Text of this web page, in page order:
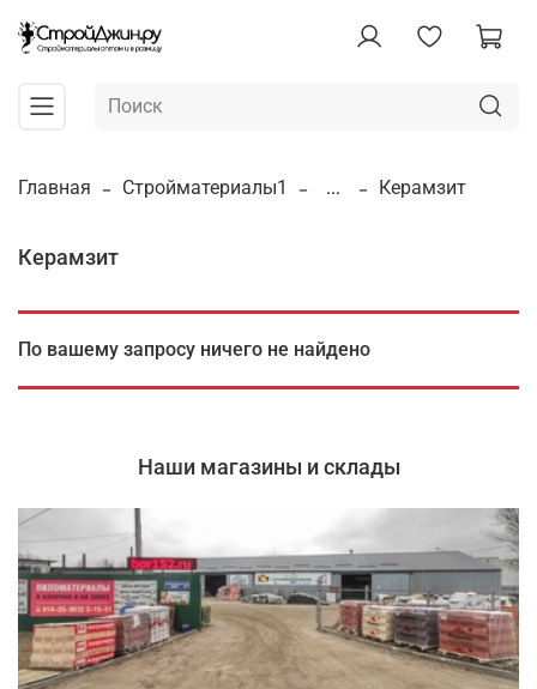
Главная Стройматериалы1 ... Керамзит
Керамзит
По вашему запросу ничего не найдено
Наши магазины и склады